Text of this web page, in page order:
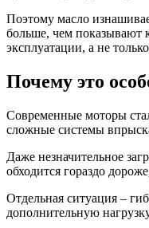
Поэтому масло
больше, чем показывают
эксплуатации, а не
Почему это
Современные моторы
сложные системы
Даже незначительное
обходится гораздо
Отдельная ситуация –
дополнительную